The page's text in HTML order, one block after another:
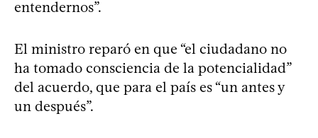
entendernos”.
El ministro reparó en que “el ciudadano no
ha tomado consciencia de la potencialidad”
del acuerdo, que para el país es “un antes y
un después”.